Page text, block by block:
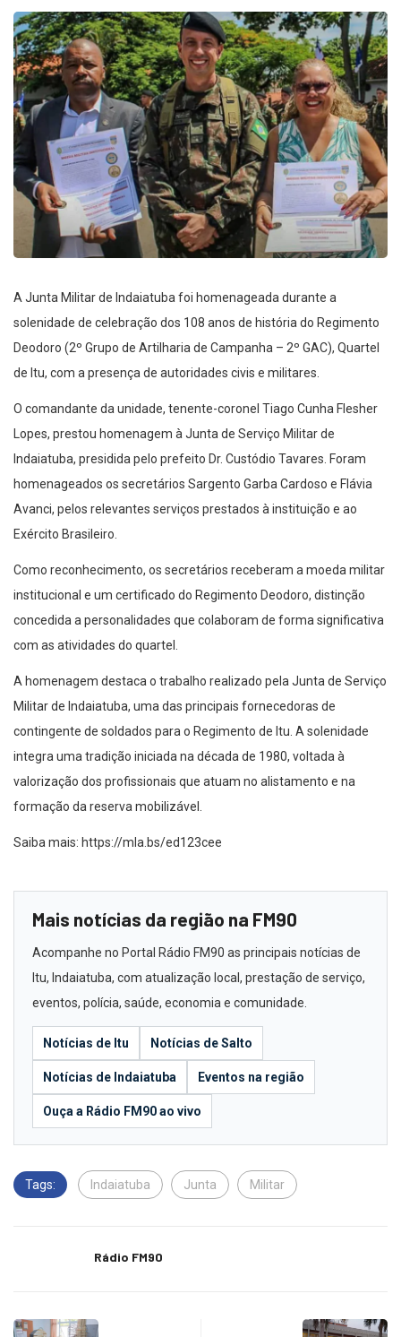
A Junta Militar de Indaiatuba foi homenageada durante a
solenidade de celebração dos 108 anos de história do Regimento
Deodoro (2º Grupo de Artilharia de Campanha – 2º GAC), Quartel
de Itu, com a presença de autoridades civis e militares.
O comandante da unidade, tenente-coronel Tiago Cunha Flesher
Lopes, prestou homenagem à Junta de Serviço Militar de
Indaiatuba, presidida pelo prefeito Dr. Custódio Tavares. Foram
homenageados os secretários Sargento Garba Cardoso e Flávia
Avanci, pelos relevantes serviços prestados à instituição e ao
Exército Brasileiro.
Como reconhecimento, os secretários receberam a moeda militar
institucional e um certificado do Regimento Deodoro, distinção
concedida a personalidades que colaboram de forma significativa
com as atividades do quartel.
A homenagem destaca o trabalho realizado pela Junta de Serviço
Militar de Indaiatuba, uma das principais fornecedoras de
contingente de soldados para o Regimento de Itu. A solenidade
integra uma tradição iniciada na década de 1980, voltada à
valorização dos profissionais que atuam no alistamento e na
formação da reserva mobilizável.
Saiba mais: https://mla.bs/ed123cee
Mais notícias da região na FM90
Acompanhe no Portal Rádio FM90 as principais notícias de
Itu, Indaiatuba, com atualização local, prestação de serviço,
eventos, polícia, saúde, economia e comunidade.
Notícias de Itu Notícias de Salto
Notícias de Indaiatuba Eventos na região
Ouça a Rádio FM90 ao vivo
Tags: Indaiatuba Junta Militar
Rádio FM90